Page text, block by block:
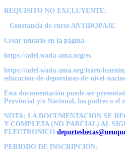
REQUISITO NO EXCLUYENTE:
– Constancia de curso ANTIDOPAJE
Crear usuario en la página
https://adel.wada-ama.org/es
https://adel.wada-ama.org/learn/
educacion-de-deportistas-de-nivel-
Esta documentación puede ser
Provincial y/o Nacional, los padres o el
NOTA: LA DOCUMENTACION SE
Y COMPLETA (NO PARCIAL) AL
ELECTRONICO
PERIODO DE INSCRIPCIÓN: